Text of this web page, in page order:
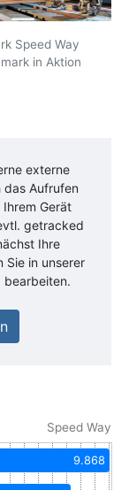
Speed Way
in Aktion
externe
das Aufrufen
Gerät
getracked
Ihre
Sie in unserer
bearbeiten.
Speed Way
9.868